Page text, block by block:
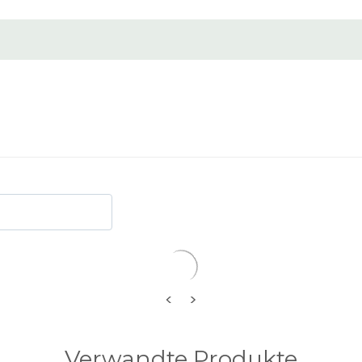
hair system. Wait for 1 minute, then remove the
< >